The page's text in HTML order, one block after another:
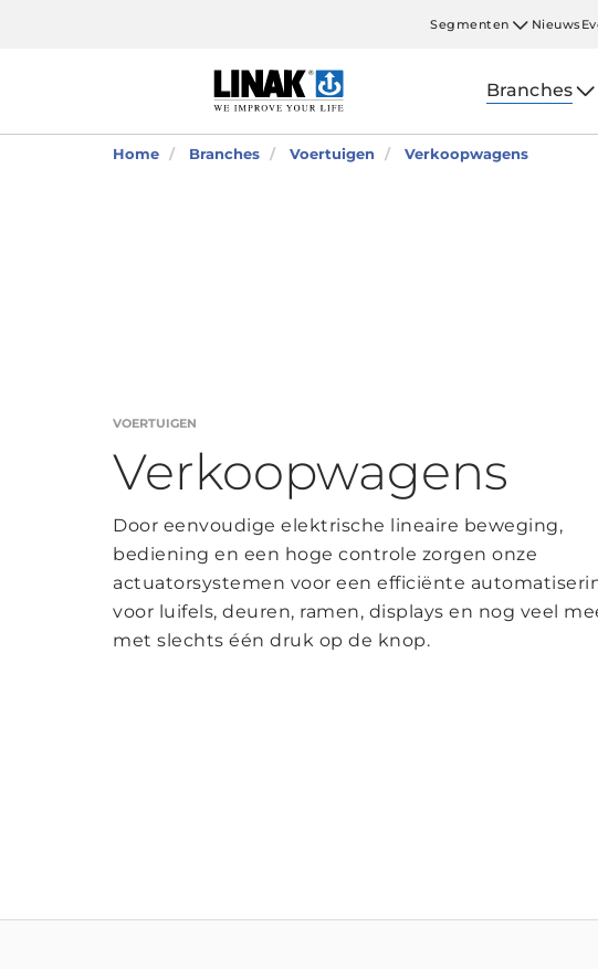
Segmenten Nieuws
Branches
Home Branches Voertuigen Verkoopwagens
VOERTUIGEN
Verkoopwagens
Door eenvoudige elektrische lineaire beweging,
bediening en een hoge controle zorgen onze
actuatorsystemen voor een efficiënte
voor luifels, deuren, ramen, displays en nog veel
met slechts één druk op de knop.